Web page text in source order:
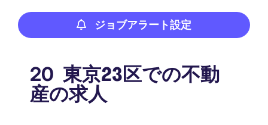
ジョブアラート設定
20 東京23区での不動
産の求人